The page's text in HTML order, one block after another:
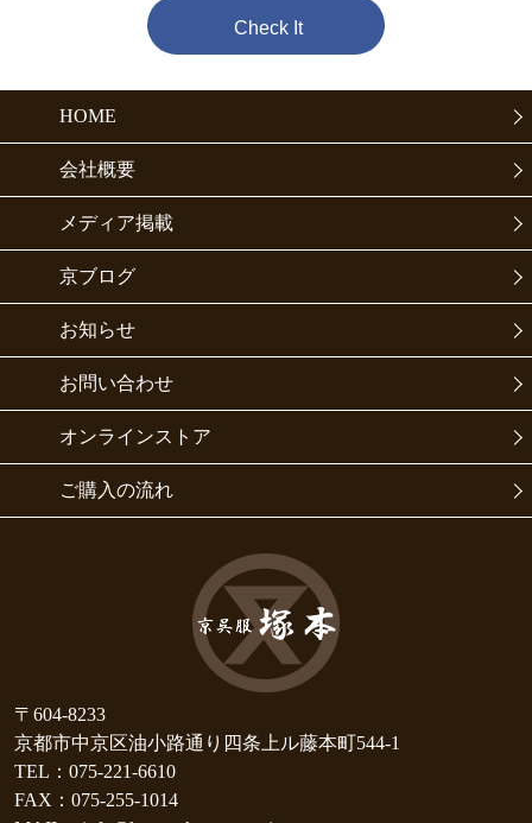
Check It
HOME
会社概要
メディア掲載
京ブログ
お知らせ
お問い合わせ
オンラインストア
ご購入の流れ
〒604-8233
京都市中京区油小路通り四条上ル藤本町544-1
TEL：075-221-6610
FAX：075-255-1014